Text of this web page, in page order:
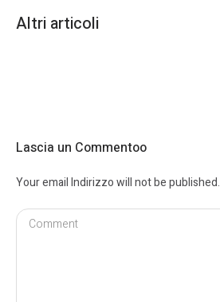
Altri articoli
Lascia un Commentoo
Your email Indirizzo will not be published.